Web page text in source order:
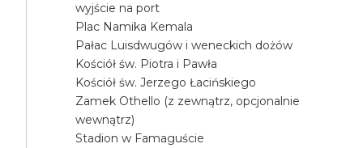
wyjście na port
Plac Namika Kemala
Pałac Luisdwugów i weneckich dożów
Kościół św. Piotra i Pawła
Kościół św. Jerzego Łacińskiego
Zamek Othello (z zewnątrz, opcjonalnie
wewnątrz)
Stadion w Famaguście